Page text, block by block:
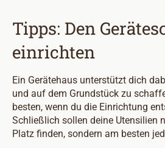
Tipps: Den
einrichten
Ein Gerätehaus unterstützt dich
und auf dem Grundstück zu
besten, wenn du die Einrichtung
Schließlich sollen deine Utensilien
Platz finden, sondern am besten